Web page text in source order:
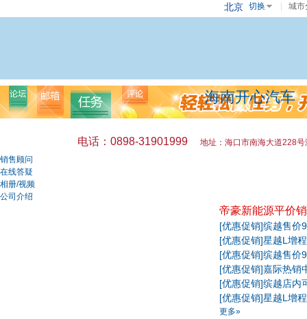
北京 切换 城市
海南开心汽车
电话：0898-31901999
地址：海口市南海大道228
销售顾问
在线答疑
相册/视频
公司介绍
帝豪新能源平价
[优惠促销]缤越售价
[优惠促销]星越L增
[优惠促销]缤越售价
[优惠促销]嘉际热销
[优惠促销]缤越店内
[优惠促销]星越L增
更多»